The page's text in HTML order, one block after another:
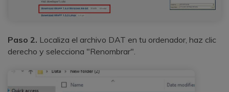
Paso 2. Localiza el archivo DAT en tu ordenador, haz clic
derecho y selecciona "Renombrar".